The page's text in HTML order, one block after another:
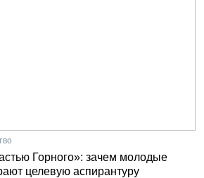
Горного»: зачем молодые
целевую аспирантуру